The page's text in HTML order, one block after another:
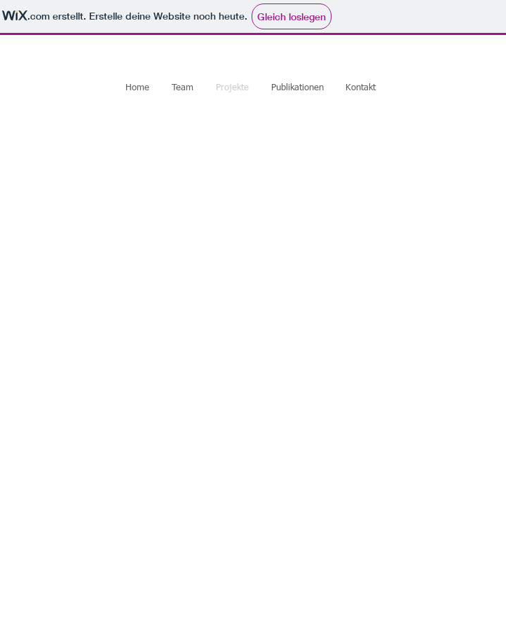
.com erstellt. Erstelle deine Website noch heute. Gleich loslegen
Home Team Projekte Publikationen Kontakt